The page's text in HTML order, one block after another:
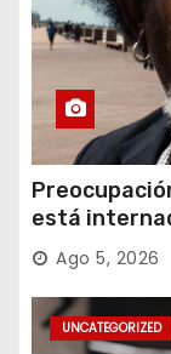
está
Ago 5, 2026
UNCATEGORIZED